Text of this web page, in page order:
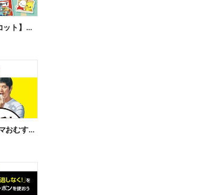
【サンリオ×メーカーマスコット】オリジナルグッズ貰える!
【おトク】大谷選手ファミマおむすび割